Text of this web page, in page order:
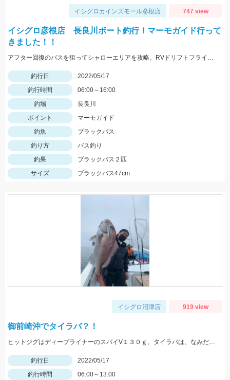
イシグロカインズモール彦根店 747 view
イシグロ彦根店 長良川ボート釣行！マーモガイド行って
きました！！
アフター回復のバスを狙ってシャローエリアを攻略。RVドリフトフライ、フリックシェイク4.8インチでの釣果でした。
釣行日
2022/05/17
釣行時間
06:00～16:00
釣場
長良川
ポイント
マーモガイド
釣魚
ブラックバス
釣り方
バス釣り
釣果
ブラックバス２匹
サイズ
ブラックバス47cm
イシグロ沼津店 919 view
御前崎沖でタイラバ？！
ヒットジグはディープライナーのスパイV１３０ｇ。タイラバは、なみだまＴＧ８０ｇやビンビン玉１００ｇ等を使用
釣行日
2022/05/17
釣行時間
06:00～13:00